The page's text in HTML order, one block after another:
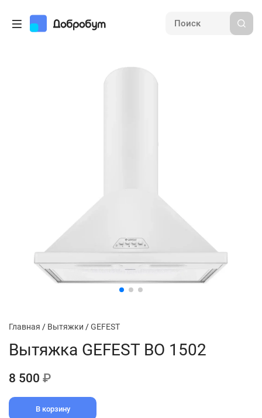
Главная / Вытяжки /GEFEST
Вытяжка GEFEST ВО 1502
8 500 ₽
В корзину